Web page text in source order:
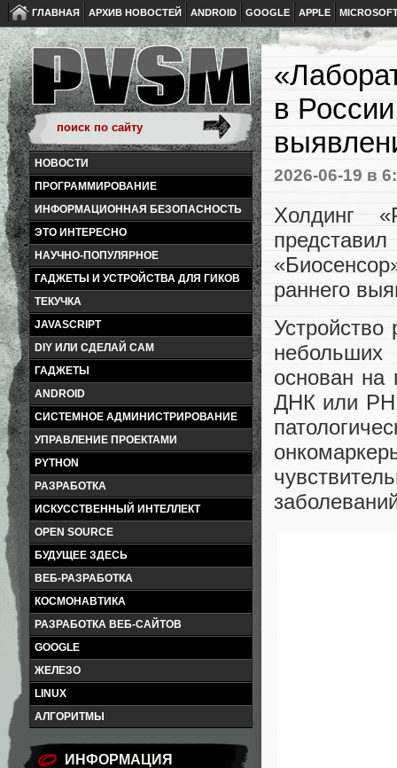
ГЛАВНАЯ АРХИВ НОВОСТЕЙ ANDROID GOOGLE APPLE
НОВОСТИ
ПРОГРАММИРОВАНИЕ
ИНФОРМАЦИОННАЯ БЕЗОПАСНОСТЬ
ЭТО ИНТЕРЕСНО
НАУЧНО-ПОПУЛЯРНОЕ
ГАДЖЕТЫ И УСТРОЙСТВА ДЛЯ ГИКОВ
ТЕКУЧКА
JAVASCRIPT
DIY ИЛИ СДЕЛАЙ САМ
ГАДЖЕТЫ
ANDROID
СИСТЕМНОЕ АДМИНИСТРИРОВАНИЕ
УПРАВЛЕНИЕ ПРОЕКТАМИ
PYTHON
РАЗРАБОТКА
ИСКУССТВЕННЫЙ ИНТЕЛЛЕКТ
OPEN SOURCE
БУДУЩЕЕ ЗДЕСЬ
ВЕБ-РАЗРАБОТКА
КОСМОНАВТИКА
РАЗРАБОТКА ВЕБ-САЙТОВ
GOOGLE
ЖЕЛЕЗО
LINUX
АЛГОРИТМЫ
ИНФОРМАЦИЯ
в
2026-06-19 в
Холдинг
раннего
основан на
ДНК или